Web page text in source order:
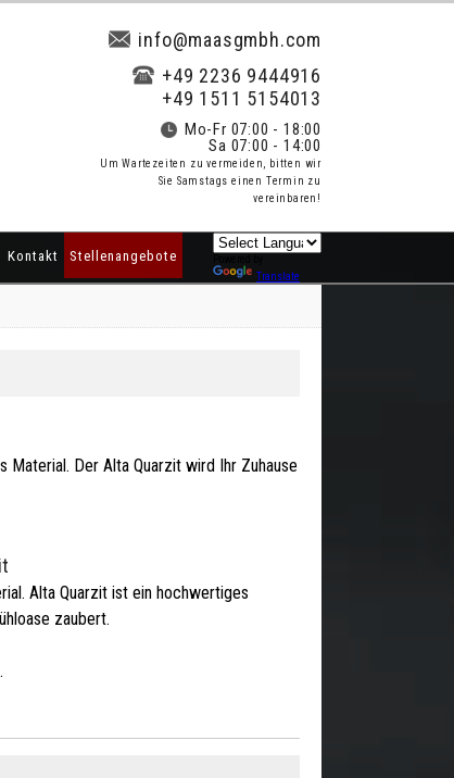
info@maasgmbh.com
+49 2236 9444916
+49 1511 5154013
Mo-Fr 07:00 - 18:00
Sa 07:00 - 14:00
Um Wartezeiten zu vermeiden, bitten wir
Sie Samstags einen Termin zu
vereinbaren!
Kontakt Stellenangebote
Translate
Material. Der Alta Quarzit wird Ihr Zuhause
Alta Quarzit ist ein hochwertiges
zaubert.